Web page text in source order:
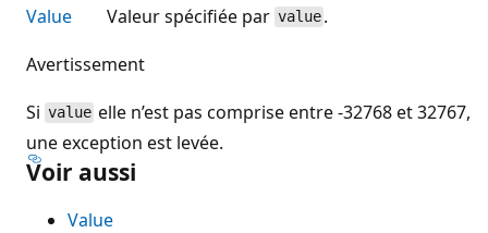
Value
Valeur spécifiée par value .
Avertissement
Si value elle n’est pas comprise entre -32768 et 32767,
une exception est levée.
Voir aussi
Value